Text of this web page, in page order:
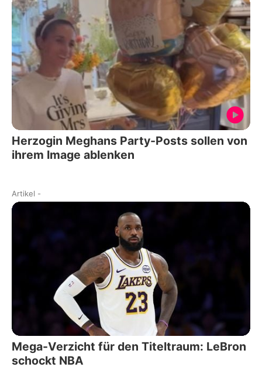
Herzogin Meghans Party-Posts sollen von
ihrem Image ablenken
Artikel -
Mega-Verzicht für den Titeltraum: LeBron
schockt NBA